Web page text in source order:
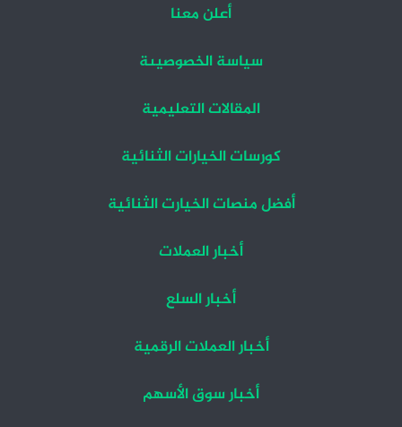
أعلن معنا
سياسة الخصوصيىة
المقالات التعليمية
كورسات الخيارات الثنائية
أفضل منصات الخيارت الثنائية
أخبار العملات
أخبار السلع
أخبار العملات الرقمية
أخبار سوق الأسهم